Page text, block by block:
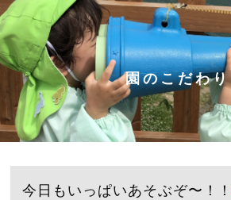
園のこだわり
今日もいっぱいあそぶぞ〜！！